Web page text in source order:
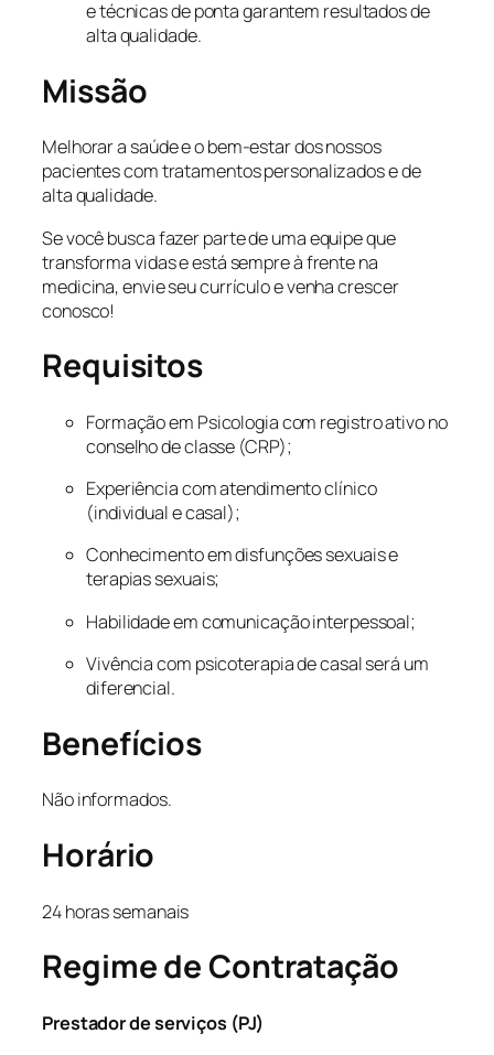
e técnicas de ponta garantem resultados de
alta qualidade.
Missão
Melhorar a saúde e o bem-estar dos nossos
pacientes com tratamentos personalizados e de
alta qualidade.
Se você busca fazer parte de uma equipe que
transforma vidas e está sempre à frente na
medicina, envie seu currículo e venha crescer
conosco!
Requisitos
Formação em Psicologia com registro ativo no
conselho de classe (CRP);
Experiência com atendimento clínico
(individual e casal);
Conhecimento em disfunções sexuais e
terapias sexuais;
Habilidade em comunicação interpessoal;
Vivência com psicoterapia de casal será um
diferencial.
Benefícios
Não informados.
Horário
24 horas semanais
Regime de Contratação
Prestador de serviços (PJ)